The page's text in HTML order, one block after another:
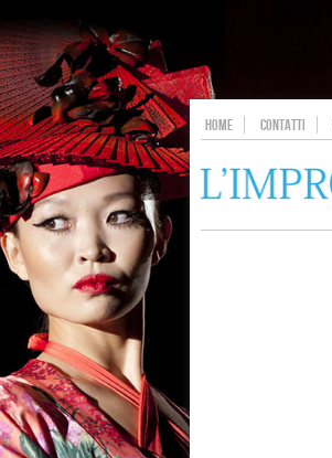
HOME CONTATTI